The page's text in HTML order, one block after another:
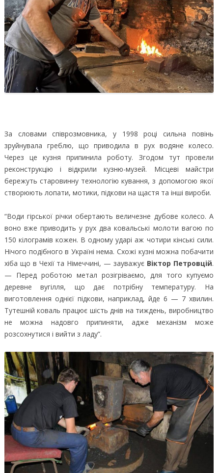
За словами співрозмовника, у 1998 році сильна повінь
зруйнувала греблю, що приводила в рух водяне колесо.
Через це кузня припинила роботу. Згодом тут провели
реконструкцію і відкрили кузню-музей. Місцеві майстри
бережуть старовинну технологію кування, з допомогою якої
створюють лопати, мотики, підкови на щастя та інші вироби.
“Води гірської річки обертають величезне дубове колесо. А
воно вже приводить у рух два ковальські молоти вагою по
150 кілограмів кожен. В одному ударі аж чотири кінські сили.
Нічого подібного в Україні нема. Схожі кузні можна побачити
хіба що в Чехії та Німеччині, — зауважує Віктор Петровцій.
— Перед роботою метал розігріваємо, для того купуємо
деревне вугілля, що дає потрібну температуру. На
виготовлення однієї підкови, наприклад, йде 6 — 7 хвилин.
Тутешній коваль працює шість днів на тиждень, виробництво
не можна надовго припиняти, адже механізм може
розсохнутися і вийти з ладу”.